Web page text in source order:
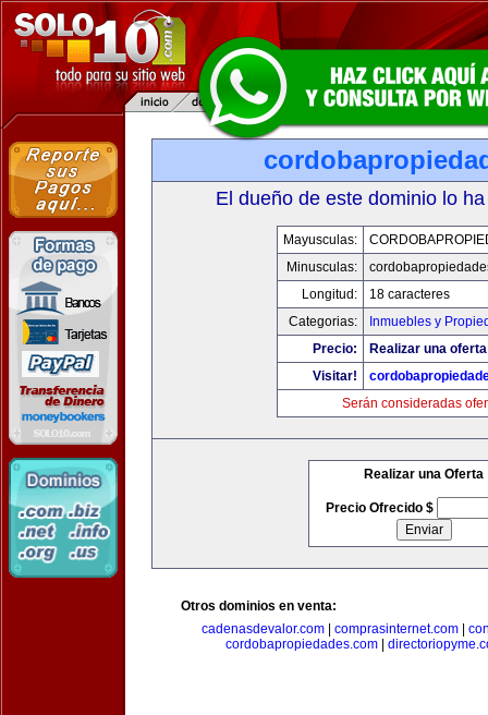
El dueño de este dominio lo
Mayusculas:
Minusculas:
Longitud:
18 caracteres
Categorias:
Inmuebles y
Precio:
Realizar una
Visitar!
Serán consideradas
Realizar una Oferta
Precio Ofrecido $
Otros dominios en venta:
cadenasdevalor.com
comprasinternet.com
cordobapropiedades.com|